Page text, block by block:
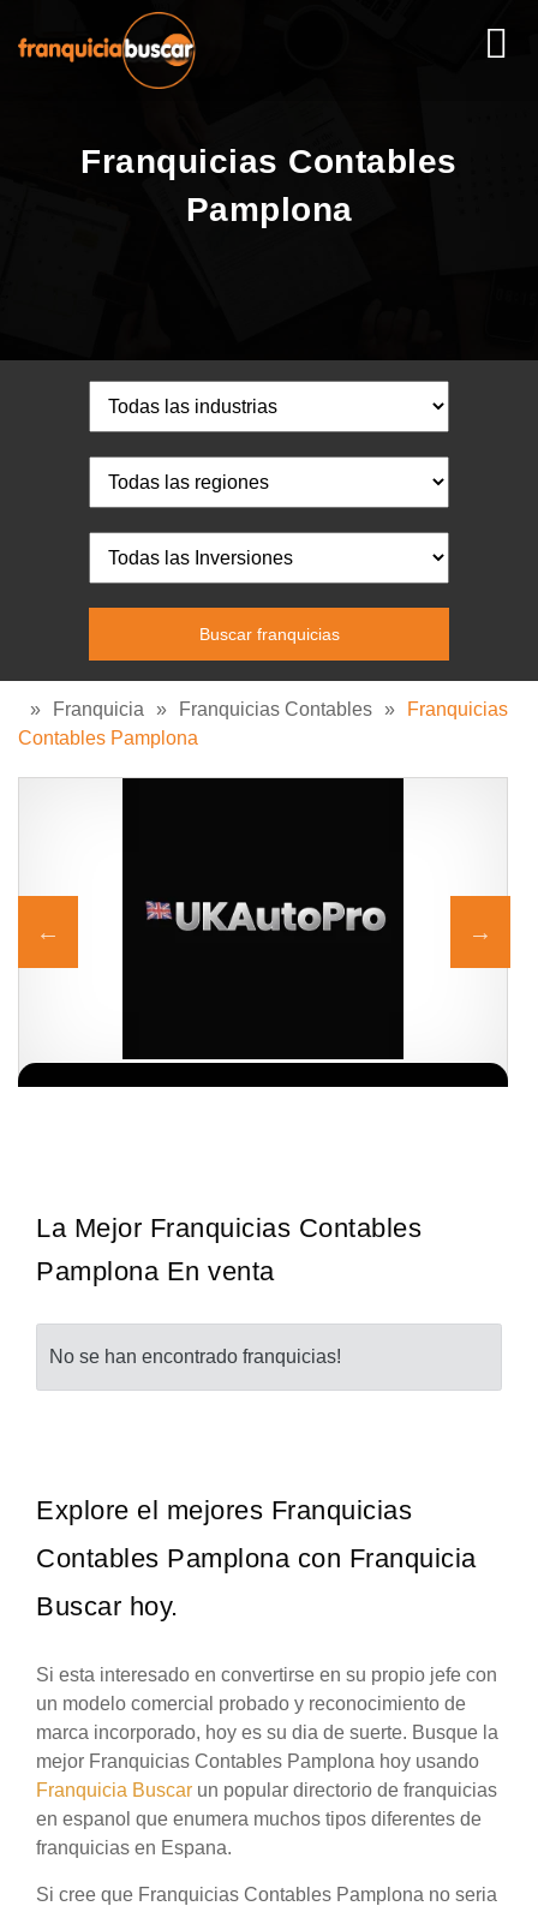
Franquicias Contables
Pamplona
» Franquicia » Franquicias Contables »
Franquicias
Contables Pamplona
La Mejor Franquicias Contables
Pamplona En venta
No se han encontrado franquicias!
Explore el mejores Franquicias
Contables Pamplona con Franquicia
Buscar hoy.
Si esta interesado en convertirse en su propio jefe con
un modelo comercial probado y reconocimiento de
marca incorporado, hoy es su dia de suerte. Busque la
mejor Franquicias Contables Pamplona hoy usando
Franquicia Buscar un popular directorio de franquicias
en espanol que enumera muchos tipos diferentes de
franquicias en Espana.
Si cree que Franquicias Contables Pamplona no seria